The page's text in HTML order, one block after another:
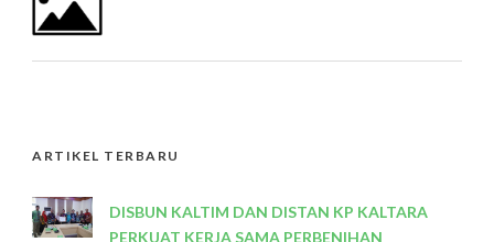
ARTIKEL TERBARU
DISBUN KALTIM DAN DISTAN KP KALTARA
PERKUAT KERJA SAMA PERBENIHAN